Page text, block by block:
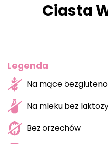
Ciasta
Legenda
Na mące
Na mleku bez laktozy
Bez orzechów